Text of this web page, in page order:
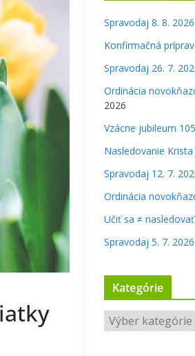
Spravodaj 8. 8. 2026
Konfirmačná
Spravodaj 26. 7.
Ordinácia
2026
Vzácne jubileum
Nasledovanie Krista
Spravodaj 12. 7.
Ordinácia
Učiť sa ≠ nasledovať
Spravodaj 5. 7. 2026
Kategórie
K
a